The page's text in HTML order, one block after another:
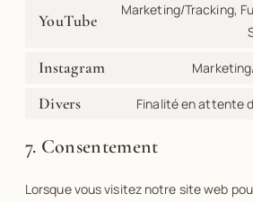
YouTube
Marketing/Tracking,
Instagram
Divers Finalité en attente
7. Consentement
Lorsque vous visitez notre site web